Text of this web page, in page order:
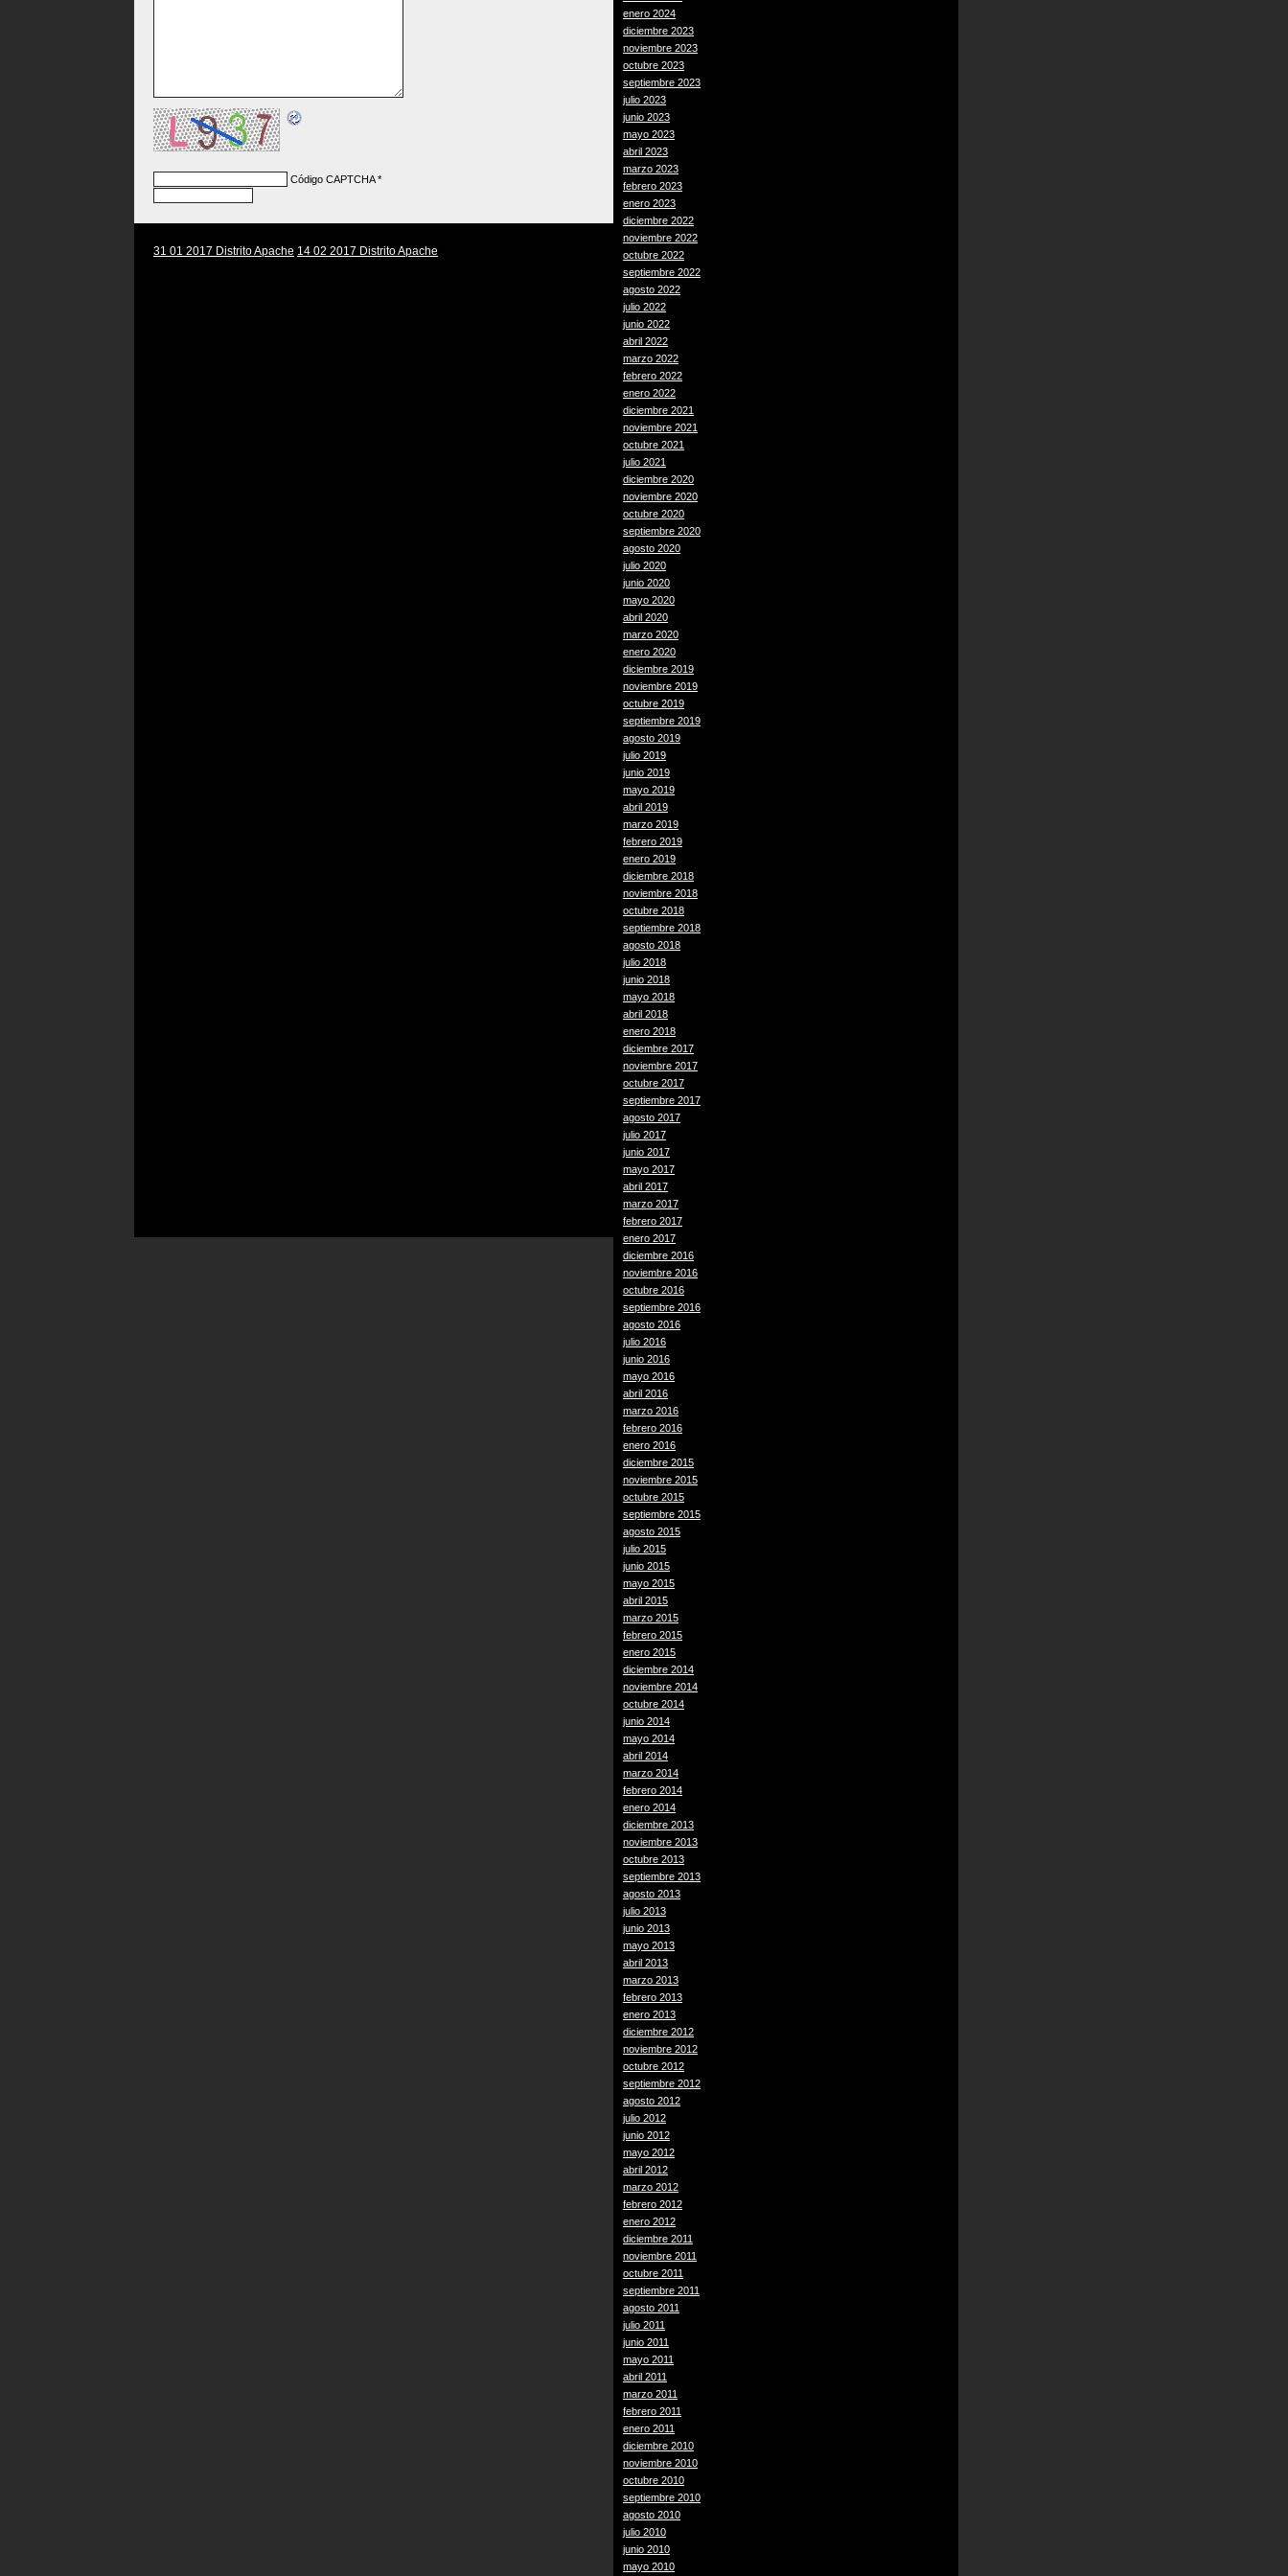
Código CAPTCHA*
31 01 2017 Distrito Apache 14 02 2017 Distrito Apache
enero 2024
diciembre 2023
noviembre 2023
octubre 2023
septiembre 2023
julio 2023
junio 2023
mayo 2023
abril 2023
marzo 2023
febrero 2023
enero 2023
diciembre 2022
noviembre 2022
octubre 2022
septiembre 2022
agosto 2022
julio 2022
junio 2022
abril 2022
marzo 2022
febrero 2022
enero 2022
diciembre 2021
noviembre 2021
octubre 2021
julio 2021
diciembre 2020
noviembre 2020
octubre 2020
septiembre 2020
agosto 2020
julio 2020
junio 2020
mayo 2020
abril 2020
marzo 2020
enero 2020
diciembre 2019
noviembre 2019
octubre 2019
septiembre 2019
agosto 2019
julio 2019
junio 2019
mayo 2019
abril 2019
marzo 2019
febrero 2019
enero 2019
diciembre 2018
noviembre 2018
octubre 2018
septiembre 2018
agosto 2018
julio 2018
junio 2018
mayo 2018
abril 2018
enero 2018
diciembre 2017
noviembre 2017
octubre 2017
septiembre 2017
agosto 2017
julio 2017
junio 2017
mayo 2017
abril 2017
marzo 2017
febrero 2017
enero 2017
diciembre 2016
noviembre 2016
octubre 2016
septiembre 2016
agosto 2016
julio 2016
junio 2016
mayo 2016
abril 2016
marzo 2016
febrero 2016
enero 2016
diciembre 2015
noviembre 2015
octubre 2015
septiembre 2015
agosto 2015
julio 2015
junio 2015
mayo 2015
abril 2015
marzo 2015
febrero 2015
enero 2015
diciembre 2014
noviembre 2014
octubre 2014
junio 2014
mayo 2014
abril 2014
marzo 2014
febrero 2014
enero 2014
diciembre 2013
noviembre 2013
octubre 2013
septiembre 2013
agosto 2013
julio 2013
junio 2013
mayo 2013
abril 2013
marzo 2013
febrero 2013
enero 2013
diciembre 2012
noviembre 2012
octubre 2012
septiembre 2012
agosto 2012
julio 2012
junio 2012
mayo 2012
abril 2012
marzo 2012
febrero 2012
enero 2012
diciembre 2011
noviembre 2011
octubre 2011
septiembre 2011
agosto 2011
julio 2011
junio 2011
mayo 2011
abril 2011
marzo 2011
febrero 2011
enero 2011
diciembre 2010
noviembre 2010
octubre 2010
septiembre 2010
agosto 2010
julio 2010
junio 2010
mayo 2010